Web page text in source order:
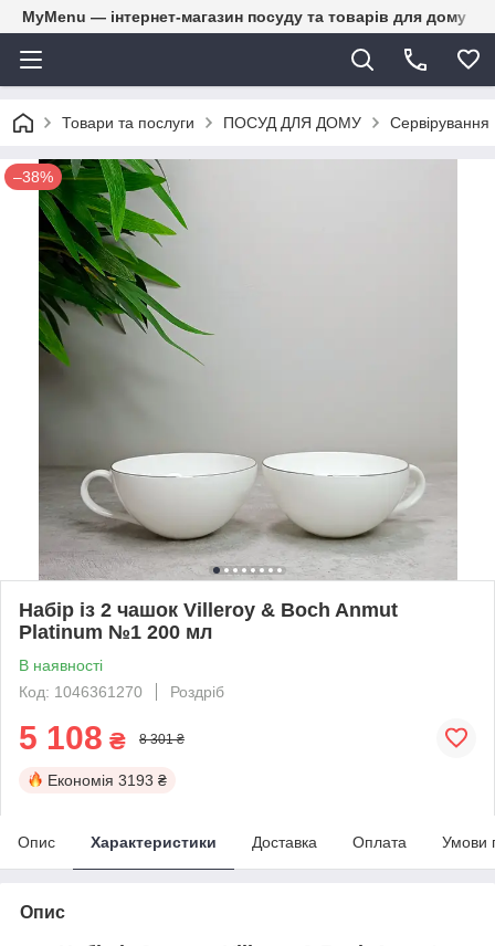
MyMenu — інтернет-магазин посуду та товарів для дому
Товари та послуги ПОСУД ДЛЯ ДОМУ Сервірування
–38%
Набір із 2 чашок Villeroy & Boch Anmut
Platinum №1 200 мл
В наявності
Код: 1046361270
Роздріб
5 108 ₴ 8 301 ₴
Економія 3193 ₴
Опис Характеристики Доставка Оплата Умови
Опис